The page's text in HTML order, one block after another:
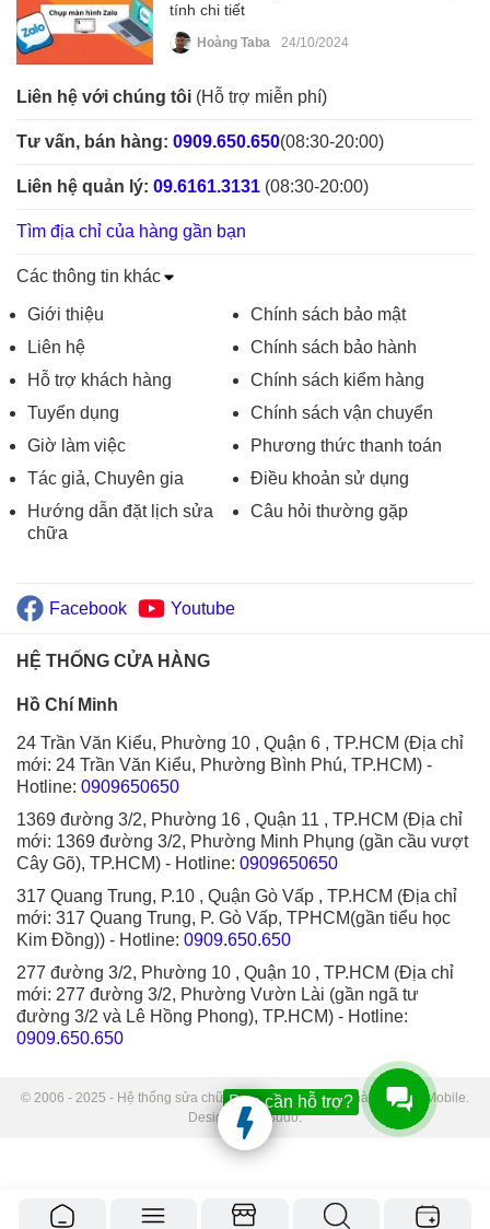
tính chi tiết
Hoàng Taba 24/10/2024
Liên hệ với chúng tôi (Hỗ trợ miễn phí)
Tư vấn, bán hàng: 0909.650.650(08:30-20:00)
Liên hệ quản lý: 09.6161.3131 (08:30-20:00)
Tìm địa chỉ của hàng gần bạn
Các thông tin khác
Giới thiệu
Liên hệ
Hỗ trợ khách hàng
Tuyển dụng
Giờ làm việc
Tác giả, Chuyên gia
Hướng dẫn đặt lịch sửa
chữa
Chính sách bảo mật
Chính sách bảo hành
Chính sách kiểm hàng
Chính sách vận chuyển
Phương thức thanh toán
Điều khoản sử dụng
Câu hỏi thường gặp
Facebook Youtube
HỆ THỐNG CỬA HÀNG
Hồ Chí Minh
24 Trần Văn Kiểu, Phường 10 , Quận 6 , TP.HCM (Địa chỉ
mới: 24 Trần Văn Kiểu, Phường Bình Phú, TP.HCM) -
Hotline: 0909650650
1369 đường 3/2, Phường 16 , Quận 11 , TP.HCM (Địa chỉ
mới: 1369 đường 3/2, Phường Minh Phụng (gần cầu vượt
Cây Gõ), TP.HCM) - Hotline: 0909650650
317 Quang Trung, P.10 , Quận Gò Vấp , TP.HCM (Địa chỉ
mới: 317 Quang Trung, P. Gò Vấp, TPHCM(gần tiểu học
Kim Đồng)) - Hotline: 0909.650.650
277 đường 3/2, Phường 10 , Quận 10 , TP.HCM (Địa chỉ
mới: 277 đường 3/2, Phường Vườn Lài (gần ngã tư
đường 3/2 và Lê Hồng Phong), TP.HCM) - Hotline:
0909.650.650
© 2006 - 2025 - Hệ thống sửa chữa điện thoại di động Thành Trung Mobile.
Designed by Sudo.
Bạn cần hỗ trợ?